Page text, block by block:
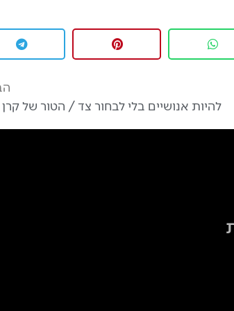
להיות אנושיים בלי לבחור צד / הטור של